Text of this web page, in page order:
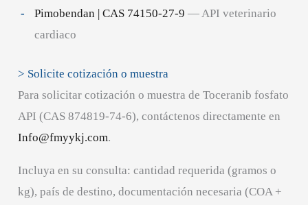
Pimobendan | CAS 74150-27-9 — API veterinario
cardiaco
> Solicite cotización o muestra
Para solicitar cotización o muestra de Toceranib fosfato
API (CAS 874819-74-6), contáctenos directamente en
Info@fmyykj.com.
Incluya en su consulta: cantidad requerida (gramos o
kg), país de destino, documentación necesaria (COA +